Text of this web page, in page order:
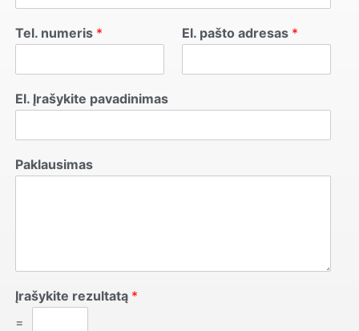
Tel. numeris * El. pašto adresas *
El. Įrašykite pavadinimas
Paklausimas
Įrašykite rezultatą *
=